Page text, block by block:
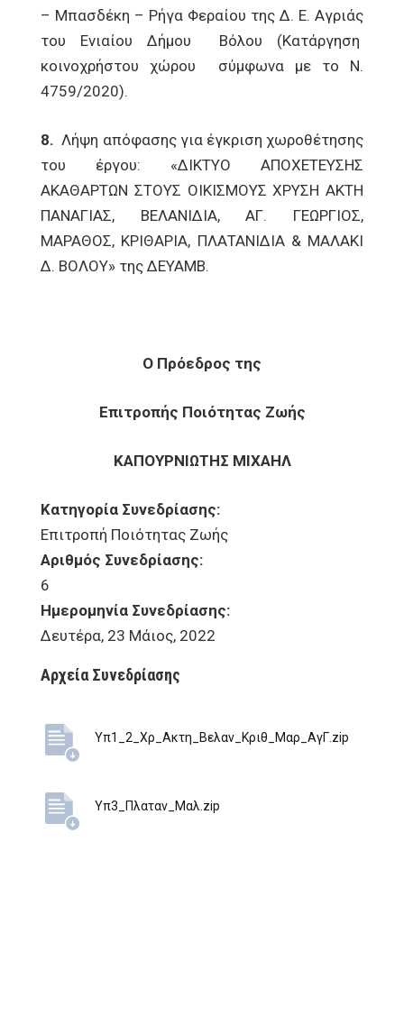
– Μπασδέκη – Ρήγα Φεραίου της Δ. Ε. Αγριάς
του Ενιαίου Δήμου Βόλου (Κατάργηση
κοινοχρήστου χώρου σύμφωνα με το Ν.
4759/2020).
8.Λήψη απόφασης για έγκριση χωροθέτησης
του έργου: «ΔΙΚΤΥΟ ΑΠΟΧΕΤΕΥΣΗΣ
ΑΚΑΘΑΡΤΩΝ ΣΤΟΥΣ ΟΙΚΙΣΜΟΥΣ ΧΡΥΣΗ ΑΚΤΗ
ΠΑΝΑΓΙΑΣ, ΒΕΛΑΝΙΔΙΑ, ΑΓ. ΓΕΩΡΓΙΟΣ,
ΜΑΡΑΘΟΣ, ΚΡΙΘΑΡΙΑ, ΠΛΑΤΑΝΙΔΙΑ & ΜΑΛΑΚΙ
Δ. ΒΟΛΟΥ» της ΔΕΥΑΜΒ.
Ο Πρόεδρος της
Επιτροπής Ποιότητας Ζωής
ΚΑΠΟΥΡΝΙΩΤΗΣ ΜΙΧΑΗΛ
Κατηγορία Συνεδρίασης:
Επιτροπή Ποιότητας Ζωής
Αριθμός Συνεδρίασης:
6
Ημερομηνία Συνεδρίασης:
Δευτέρα, 23 Μάιος, 2022
Αρχεία Συνεδρίασης
Υπ1_2_Χρ_Ακτη_Βελαν_Κριθ_Μαρ_ΑγΓ.zip
Υπ3_Πλαταν_Μαλ.zip